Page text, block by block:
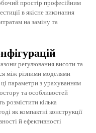
простір професійним
в якісне виконання
на заміну та
регулювання висоти та
між різними моделями
параметри з урахуванням
та особливостей
розмістити кілька
як компактні конструкції
й ефективності